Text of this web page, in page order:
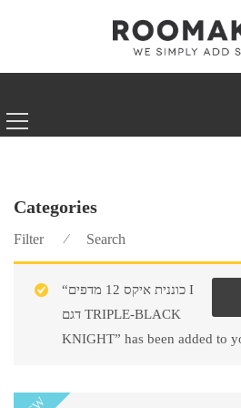
Categories
Filter ⁄ Search
“כוננית איקס 12 מדפים I
דגם TRIPLE-BLACK
KNIGHT” has been added to